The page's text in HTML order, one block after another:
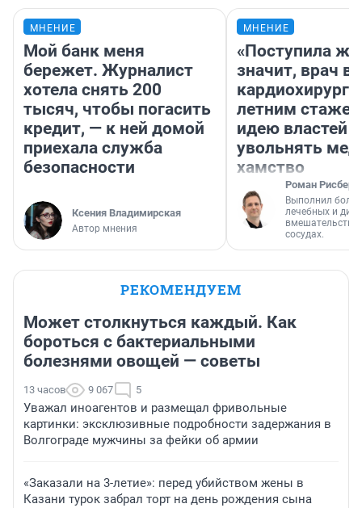
МНЕНИЕ
Мой банк меня
бережет. Журналист
хотела снять 200
тысяч, чтобы погасить
кредит, — к ней домой
приехала служба
безопасности
Ксения Владимирская
Автор мнения
МНЕНИЕ
«Поступила
значит, врач
кардиохирург
летним
идею властей
увольнять
хамство
Роман Рисберг
Выполнил
лечебных и
вмешательств
сосудах.
РЕКОМЕНДУЕМ
Может столкнуться каждый. Как
бороться с бактериальными
болезнями овощей — советы
13 часов 9 067 5
Уважал иноагентов и размещал фривольные
картинки: эксклюзивные подробности задержания в
Волгограде мужчины за фейки об армии
«Заказали на 3-летие»: перед убийством жены в
Казани турок забрал торт на день рождения сына